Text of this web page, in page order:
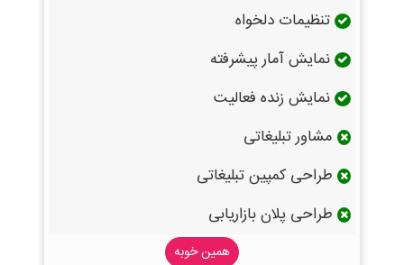
تنظیمات دلخواه
نمایش آمار پیشرفته
نمایش زنده فعالیت
مشاور تبلیغاتی
طراحی کمپین تبلیغاتی
طراحی پلان بازاریابی
همین خوبه